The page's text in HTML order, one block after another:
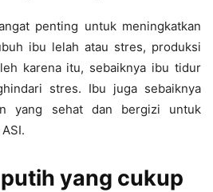
penting untuk meningkatkan
ibu lelah atau stres, produksi
karena itu, sebaiknya ibu tidur
stres. Ibu juga sebaiknya
yang sehat dan bergizi untuk
yang cukup